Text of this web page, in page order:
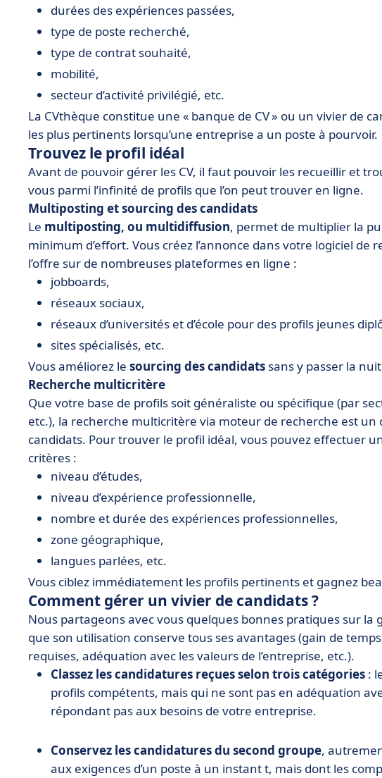
durées des expériences passées,
type de poste recherché,
type de contrat souhaité,
mobilité,
secteur d’activité privilégié, etc.
La CVthèque constitue une « banque de CV » ou un vivier de
les plus pertinents lorsqu’une entreprise a un poste à pourvoir.
Trouvez le profil idéal
Avant de pouvoir gérer les CV, il faut pouvoir les recueillir et
vous parmi l’infinité de profils que l’on peut trouver en ligne.
Multiposting et sourcing des candidats
Le multiposting, ou multidiffusion, permet de multiplier la
minimum d’effort. Vous créez l’annonce dans votre logiciel
l’offre sur de nombreuses plateformes en ligne :
jobboards,
réseaux sociaux,
réseaux d’universités et d’école pour des profils jeunes
sites spécialisés, etc.
Vous améliorez le sourcing des candidats sans y passer la
Recherche multicritère
Que votre base de profils soit généraliste ou spécifique (par
etc.), la recherche multicritère via moteur de recherche est
candidats. Pour trouver le profil idéal, vous pouvez effectuer
critères :
niveau d’études,
niveau d’expérience professionnelle,
nombre et durée des expériences professionnelles,
zone géographique,
langues parlées, etc.
Vous ciblez immédiatement les profils pertinents et gagnez
Comment gérer un vivier de candidats ?
Nous partageons avec vous quelques bonnes pratiques sur la
que son utilisation conserve tous ses avantages (gain de
requises, adéquation avec les valeurs de l’entreprise, etc.).
Classez les candidatures reçues selon trois catégories :
profils compétents, mais qui ne sont pas en adéquation
répondant pas aux besoins de votre entreprise.
Conservez les candidatures du second groupe,
aux exigences d’un poste à un instant t, mais dont les